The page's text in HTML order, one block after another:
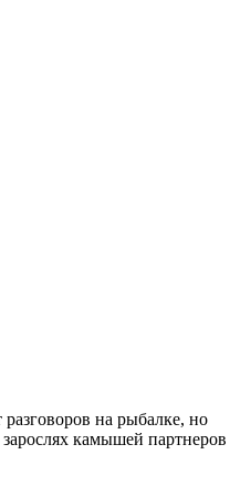
на рыбалке, но
камышей партнеров